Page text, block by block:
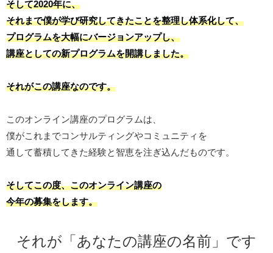
そして2020年に、
それまで僕が学び研究してきたことを整理し体系化して、
プログラムを大幅にバージョンアップし、
講座としての新プログラムを開講しました。
それがこの講座なのです。
このオンライン講座のプログラムは、
僕がこれまでコンサルティングやコミュニティを
通して蓄積してきた経験と智恵を注ぎ込んだものです。
そしてこの度、このオンライン講座の
今年の募集をします。
それが「あなたの講座の名前」です